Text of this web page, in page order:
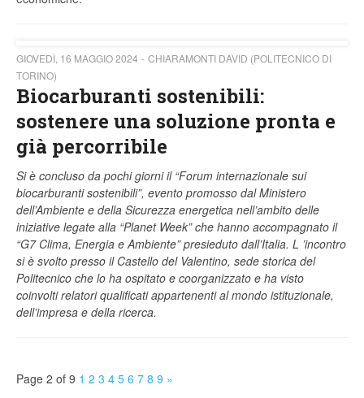
GIOVEDÌ, 16 MAGGIO 2024
CHIARAMONTI DAVID (POLITECNICO DI
TORINO)
Biocarburanti sostenibili:
sostenere una soluzione pronta e
già percorribile
Si è concluso da pochi giorni il “Forum internazionale sui
biocarburanti sostenibili”, evento promosso dal Ministero
dell’Ambiente e della Sicurezza energetica nell’ambito delle
iniziative legate alla “Planet Week” che hanno accompagnato il
“G7 Clima, Energia e Ambiente” presieduto dall’Italia. L ’incontro
si è svolto presso il Castello del Valentino, sede storica del
Politecnico che lo ha ospitato e coorganizzato e ha visto
coinvolti relatori qualificati appartenenti al mondo istituzionale,
dell’impresa e della ricerca.
Page 2 of 9 1 2 3 4 5 6 7 8 9 »